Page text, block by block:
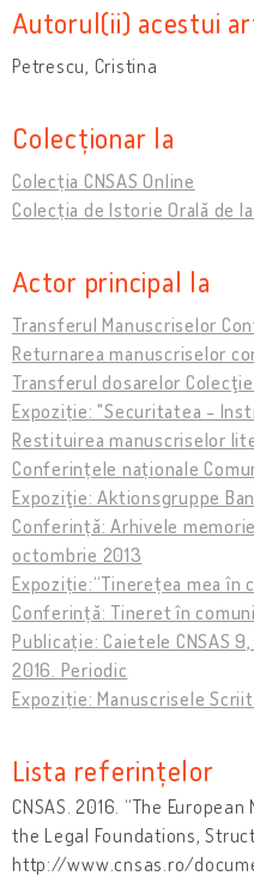
Autorul(ii) acestui
Petrescu, Cristina
Colecționar la
Colecția CNSAS Online
Colecția de Istorie Orală de la
Actor principal la
Transferul Manuscriselor
Returnarea manuscriselor
Transferul dosarelor
Expoziție: "Securitatea -
Restituirea manuscriselor
Conferințele naționale
Expoziţie: Aktionsgruppe
Conferință: Arhivele
octombrie 2013
Expoziție:“Tinerețea mea în
Conferință: Tineret în
Publicație: Caietele CNSAS
2016. Periodic
Expoziție: Manuscrisele
Lista referințelor
CNSAS. 2016. “The
the Legal Foundations,
http://www.cnsas.ro/